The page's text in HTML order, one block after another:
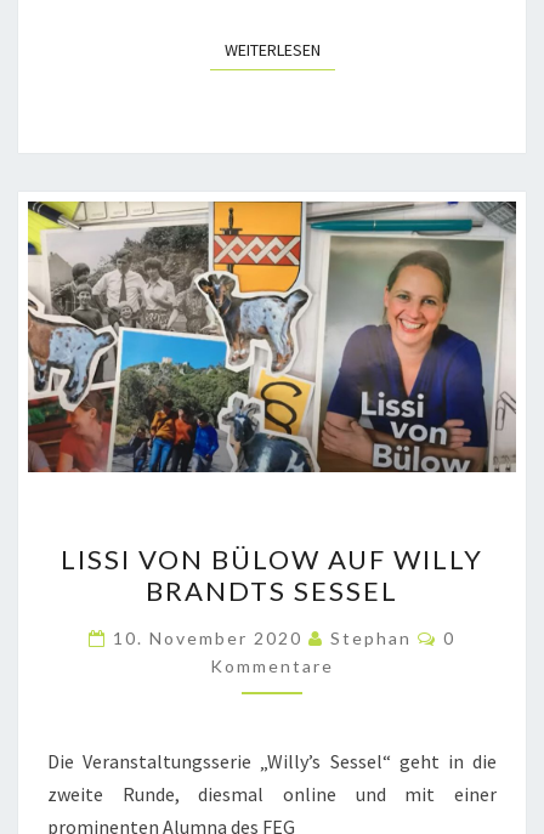
WEITERLESENWEITERLESEN
VON
BÜLOW
AUF
WILLY
BRANDTS
LISSI VON BÜLOW AUF WILLY
BRANDTS SESSEL
10. November 2020 Stephan
0
Kommentare
Die Veranstaltungsserie „Willy’s Sessel“ geht in die
zweite Runde, diesmal online und mit einer
prominenten Alumna des FEG